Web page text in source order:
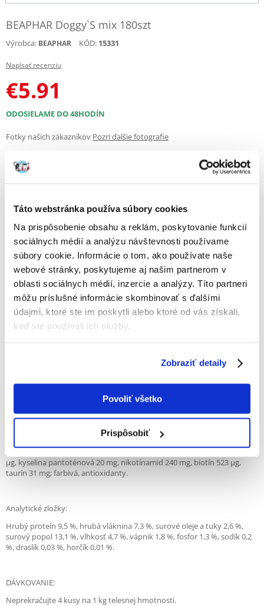
Táto webstránka používa súbory cookies
Na prispôsobenie obsahu a reklám, poskytovanie funkcií
sociálnych médií a analýzu návštevnosti používame
súbory cookie. Informácie o tom, ako používate naše
webové stránky, poskytujeme aj našim partnerom v
oblasti sociálnych médií, inzercie a analýzy. Títo partneri
môžu príslušné informácie skombinovať s ďalšími
údajmi, ktoré ste im poskytli alebo ktoré od vás získali,
keď ste používali ich služby.
Zobraziť detaily
Povoliť všetko
Prispôsobiť
BEAPHAR Doggy`S mix 180szt
Výrobca: BEAPHAR KÓD: 15331
Napísať recenziu
€5.91
ODOSIELAME DO 48HODÍN
Fotky našich zákazníkov Pozri ďalšie fotografie
Beaphar Doggy's Mix sú vitamínové tablety pre psov, ktoré poskytujú
chutnú odmenu bez cukru a dopĺňajú ich dennú stravu. Sú tiež ideálne
na výcvik a rozvíjanie dobrých návykov.
Vitamínové tablety Doggy's Mix podporujú celkové zdravie a imunitu
vášho psa a pomáhajú ho chrániť pred infekciami. Vitamíny B, C a E
podporujú nervový systém, vývoj mozgu a správnu tráviacu funkciu.
Biotín podporuje zdravú pokožku a zlepšuje srsť, vďaka čomu je silná a
lesklá. Receptúra je tiež obohatená o drožďový extrakt a minerály,
vďaka čomu je tento produkt cennou podporou pre vyváženú stravu
psa.
krevety), mäso a živočíšne produkty (>1,3 % pečeň), ryby a rybie
produkty (>1,3 % treska), droždie.
Vitamín B1 19 mg, vitamín B2 16 mg, vitamín B6 16 mg, vitamín B12 850
μg, kyselina pantoténová 20 mg, nikotínamid 240 mg, biotín 523 μg,
taurín 31 mg; farbivá, antioxidanty.
Analytické zložky:
Hrubý proteín 9,5 %, hrubá vláknina 7,3 %, surové oleje a tuky 2,6 %,
surový popol 13,1 %, vlhkosť 4,7 %, vápnik 1,8 %, fosfor 1,3 %, sodík 0,2
%, draslík 0,03 %, horčík 0,01 %.
DÁVKOVANIE:
Neprekračujte 4 kusy na 1 kg telesnej hmotnosti.